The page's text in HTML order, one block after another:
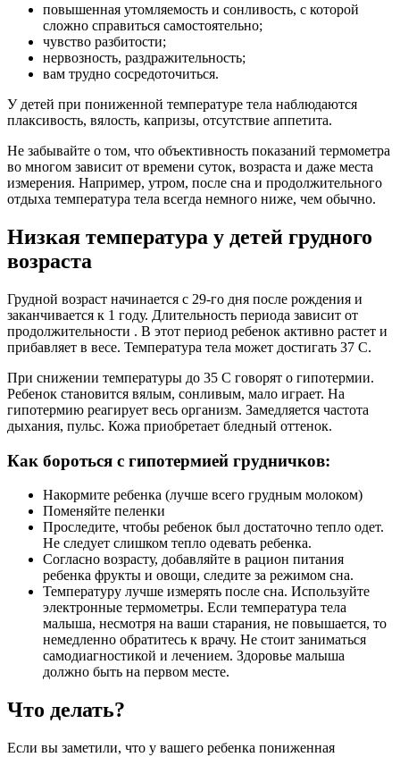
повышенная утомляемость и сонливость, с которой
сложно справиться самостоятельно;
чувство разбитости;
нервозность, раздражительность;
вам трудно сосредоточиться.
У детей при пониженной температуре тела наблюдаются
плаксивость, вялость, капризы, отсутствие аппетита.
Не забывайте о том, что объективность показаний термометра
во многом зависит от времени суток, возраста и даже места
измерения. Например, утром, после сна и продолжительного
отдыха температура тела всегда немного ниже, чем обычно.
Низкая температура у детей грудного
возраста
Грудной возраст начинается с 29-го дня после рождения и
заканчивается к 1 году. Длительность периода зависит от
продолжительности . В этот период ребенок активно растет и
прибавляет в весе. Температура тела может достигать 37 С.
При снижении температуры до 35 С говорят о гипотермии.
Ребенок становится вялым, сонливым, мало играет. На
гипотермию реагирует весь организм. Замедляется частота
дыхания, пульс. Кожа приобретает бледный оттенок.
Как бороться с гипотермией грудничков:
Накормите ребенка (лучше всего грудным молоком)
Поменяйте пеленки
Проследите, чтобы ребенок был достаточно тепло одет.
Не следует слишком тепло одевать ребенка.
Согласно возрасту, добавляйте в рацион питания
ребенка фрукты и овощи, следите за режимом сна.
Температуру лучше измерять после сна. Используйте
электронные термометры. Если температура тела
малыша, несмотря на ваши старания, не повышается, то
немедленно обратитесь к врачу. Не стоит заниматься
самодиагностикой и лечением. Здоровье малыша
должно быть на первом месте.
Что делать?
Если вы заметили, что у вашего ребенка пониженная